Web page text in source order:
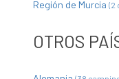
Región de Murcia (2
OTROS